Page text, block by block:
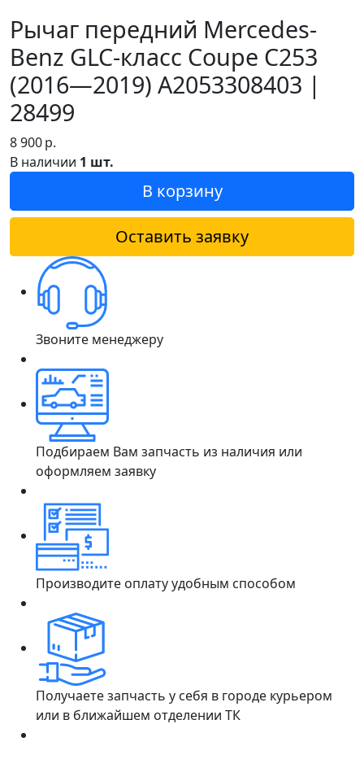
Рычаг передний Mercedes-
Benz GLC-класс Coupe C253
(2016—2019) A2053308403 |
28499
8 900р.
В наличии 1 шт.
В корзину
Оставить заявку
Звоните менеджеру
Подбираем Вам запчасть из наличия или
оформляем заявку
Производите оплату удобным способом
Получаете запчасть у себя в городе курьером
или в ближайшем отделении ТК